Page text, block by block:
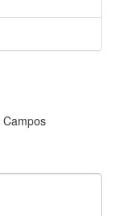
Campos